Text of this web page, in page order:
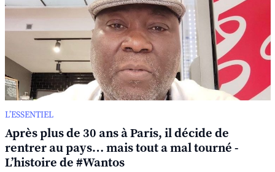
L’ESSENTIEL
Après plus de 30 ans à Paris, il décide de
rentrer au pays… mais tout a mal tourné -
L’histoire de #Wantos